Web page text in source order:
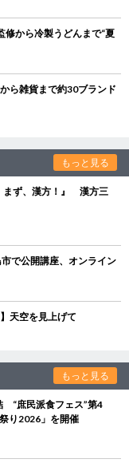
から冷製うどんまで“夏
ら雑貨まで約30ブランド
もっと見る
まず、漢方！』 漢方三
で公開講座、オンライン
天空を見上げて
もっと見る
“庶民派食フェス”第4
り2026」を開催